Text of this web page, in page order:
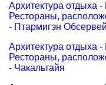
Архитектура отдыха
Рестораны,
- Птармигэн
Архитектура отдыха
Рестораны,
- Чакальтайя